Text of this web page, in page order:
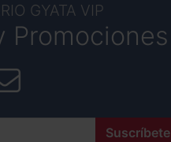
GYATA VIP
Promociones
Suscríbete